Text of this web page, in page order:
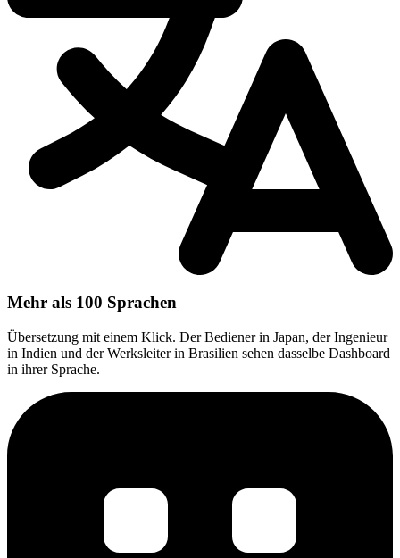
Mehr als 100 Sprachen
Übersetzung mit einem Klick. Der Bediener in Japan, der Ingenieur
in Indien und der Werksleiter in Brasilien sehen dasselbe Dashboard
in ihrer Sprache.